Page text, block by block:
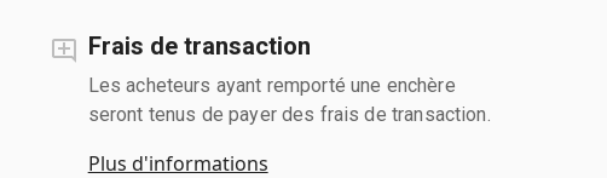
Frais de transaction
Les acheteurs ayant remporté une enchère
seront tenus de payer des frais de transaction.
Plus d'informations